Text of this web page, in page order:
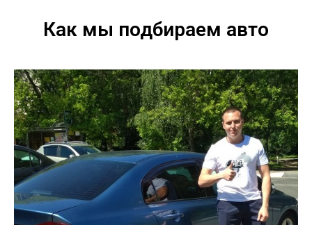
Как мы подбираем авто